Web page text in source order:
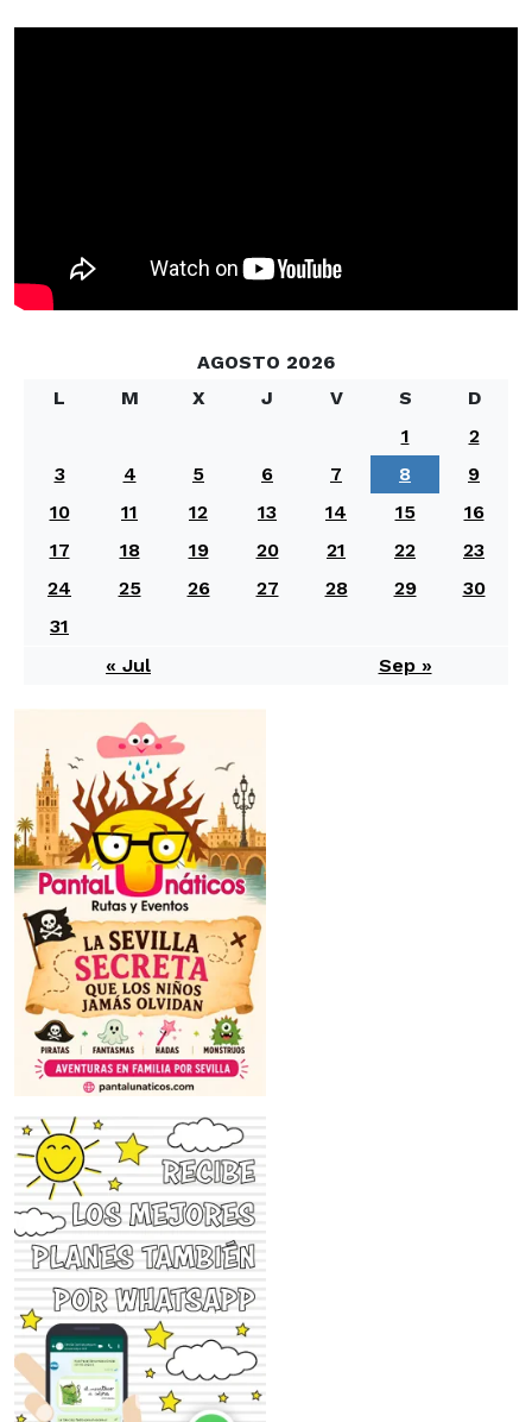
AGOSTO 2026
L
M X J V S
D
1
2
3
4 5 6 7 8
9
10
11 12 13 14 15
16
17
18 19 20 21 22
23
24
25 26 27 28 29
30
31
« Jul
Sep »